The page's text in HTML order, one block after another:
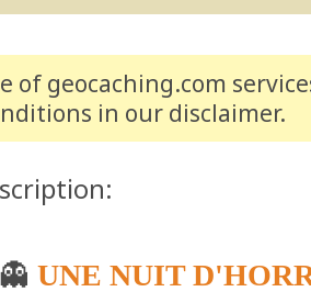
of geocaching.com
in our disclaimer.
UNE NUIT